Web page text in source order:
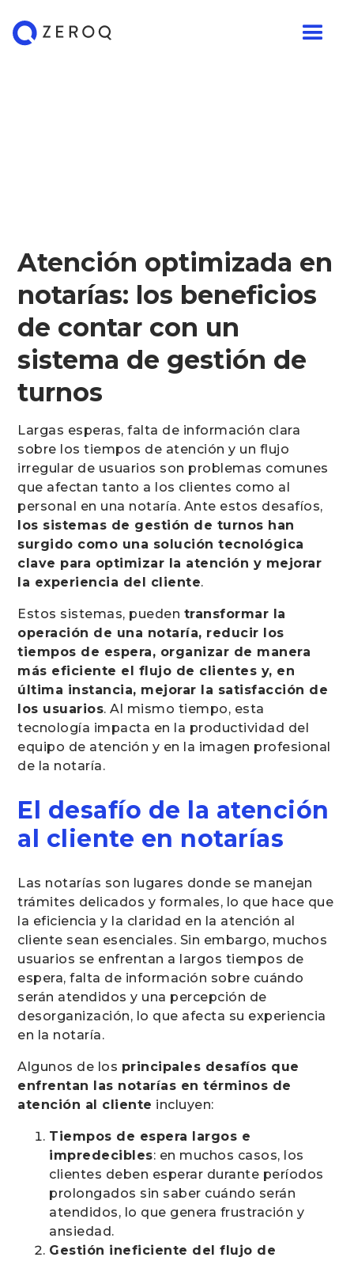
Atención optimizada en
notarías: los beneficios
de contar con un
sistema de gestión de
turnos
Largas esperas, falta de información clara
sobre los tiempos de atención y un flujo
irregular de usuarios son problemas comunes
que afectan tanto a los clientes como al
personal en una notaría. Ante estos desafíos,
los sistemas de gestión de turnos han
surgido como una solución tecnológica
clave para optimizar la atención y mejorar
la experiencia del cliente.
Estos sistemas, pueden transformar la
operación de una notaría, reducir los
tiempos de espera, organizar de manera
más eficiente el flujo de clientes y, en
última instancia, mejorar la satisfacción de
los usuarios. Al mismo tiempo, esta
tecnología impacta en la productividad del
equipo de atención y en la imagen profesional
de la notaría.
El desafío de la atención
al cliente en notarías
Las notarías son lugares donde se manejan
trámites delicados y formales, lo que hace que
la eficiencia y la claridad en la atención al
cliente sean esenciales. Sin embargo, muchos
usuarios se enfrentan a largos tiempos de
espera, falta de información sobre cuándo
serán atendidos y una percepción de
desorganización, lo que afecta su experiencia
en la notaría.
Algunos de los principales desafíos que
enfrentan las notarías en términos de
atención al cliente incluyen:
Tiempos de espera largos e
impredecibles: en muchos casos, los
clientes deben esperar durante períodos
prolongados sin saber cuándo serán
atendidos, lo que genera frustración y
ansiedad.
Gestión ineficiente del flujo de